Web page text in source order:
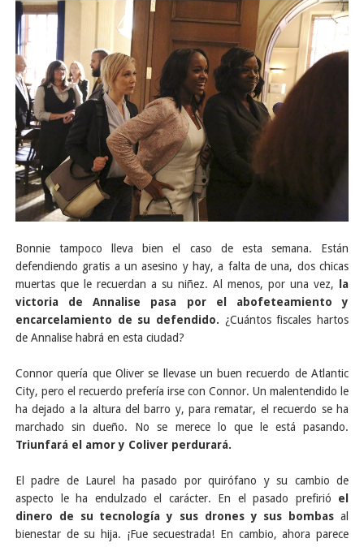
Bonnie tampoco lleva bien el caso de esta semana. Están
defendiendo gratis a un asesino y hay, a falta de una, dos chicas
muertas que le recuerdan a su niñez. Al menos, por una vez,
la
victoria de Annalise pasa por el abofeteamiento y
encarcelamiento de su defendido. ¿Cuántos fiscales hartos
de Annalise habrá en esta ciudad?
Connor quería que Oliver se llevase un buen recuerdo de Atlantic
City, pero el recuerdo prefería irse con Connor. Un malentendido le
ha dejado a la altura del barro y, para rematar, el recuerdo se ha
marchado sin dueño. No se merece lo que le está pasando.
Triunfará el amor y Coliver perdurará.
El padre de Laurel ha pasado por quirófano y su cambio de
aspecto le ha endulzado el carácter. En el pasado prefirió el
dinero de su tecnología y sus drones y sus bombas al
bienestar de su hija. ¡Fue secuestrada! En cambio, ahora parece